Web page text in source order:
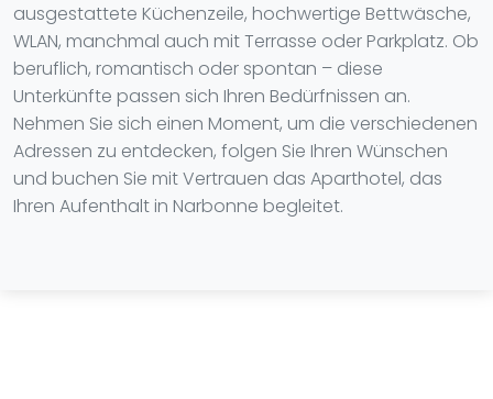
ausgestattete Küchenzeile, hochwertige Bettwäsche,
WLAN, manchmal auch mit Terrasse oder Parkplatz. Ob
beruflich, romantisch oder spontan – diese
Unterkünfte passen sich Ihren Bedürfnissen an.
Nehmen Sie sich einen Moment, um die verschiedenen
Adressen zu entdecken, folgen Sie Ihren Wünschen
und buchen Sie mit Vertrauen das Aparthotel, das
Ihren Aufenthalt in Narbonne begleitet.